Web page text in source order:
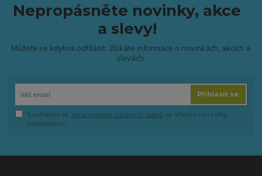
Nepropásněte novinky, akce
a slevy!
Můžete se kdykoli odhlásit. Získáte informace o novinkách, akcích a
slevách.
Přihlásit se
Souhlasím se zpracováním osobních údajů za účelem rozesílky
newsletteru.